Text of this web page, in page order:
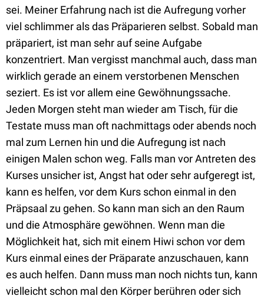
sei. Meiner Erfahrung nach ist die Aufregung vorher
viel schlimmer als das Präparieren selbst. Sobald man
präpariert, ist man sehr auf seine Aufgabe
konzentriert. Man vergisst manchmal auch, dass man
wirklich gerade an einem verstorbenen Menschen
seziert. Es ist vor allem eine Gewöhnungssache.
Jeden Morgen steht man wieder am Tisch, für die
Testate muss man oft nachmittags oder abends noch
mal zum Lernen hin und die Aufregung ist nach
einigen Malen schon weg. Falls man vor Antreten des
Kurses unsicher ist, Angst hat oder sehr aufgeregt ist,
kann es helfen, vor dem Kurs schon einmal in den
Präpsaal zu gehen. So kann man sich an den Raum
und die Atmosphäre gewöhnen. Wenn man die
Möglichkeit hat, sich mit einem Hiwi schon vor dem
Kurs einmal eines der Präparate anzuschauen, kann
es auch helfen. Dann muss man noch nichts tun, kann
vielleicht schon mal den Körper berühren oder sich